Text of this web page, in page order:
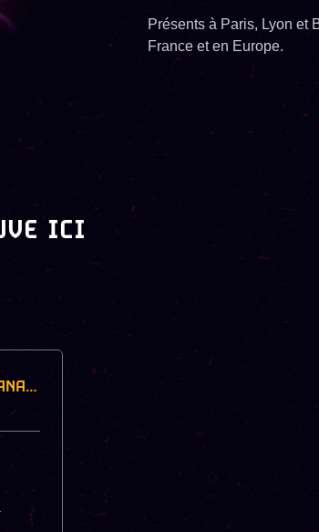
Présents à Paris, Lyon et
France et en Europe.
ICI
OPERATIONS MANAGER - FINTECH B2B (H/F)